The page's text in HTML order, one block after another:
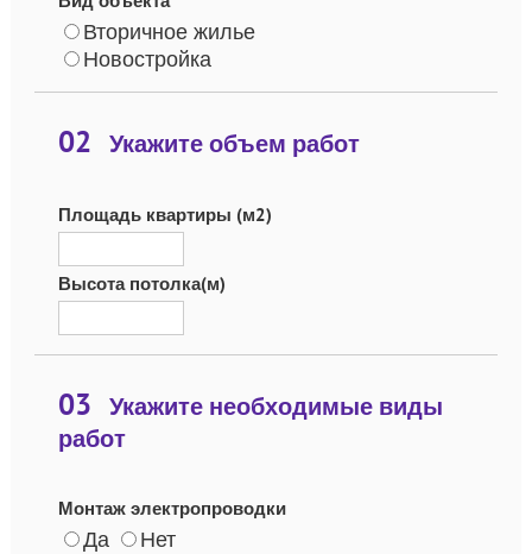
Вторичное жилье
Новостройка
02 Укажите объем работ
Площадь квартиры (м2)
Высота потолка(м)
03
Укажите необходимые виды
работ
Монтаж электропроводки
Да Нет